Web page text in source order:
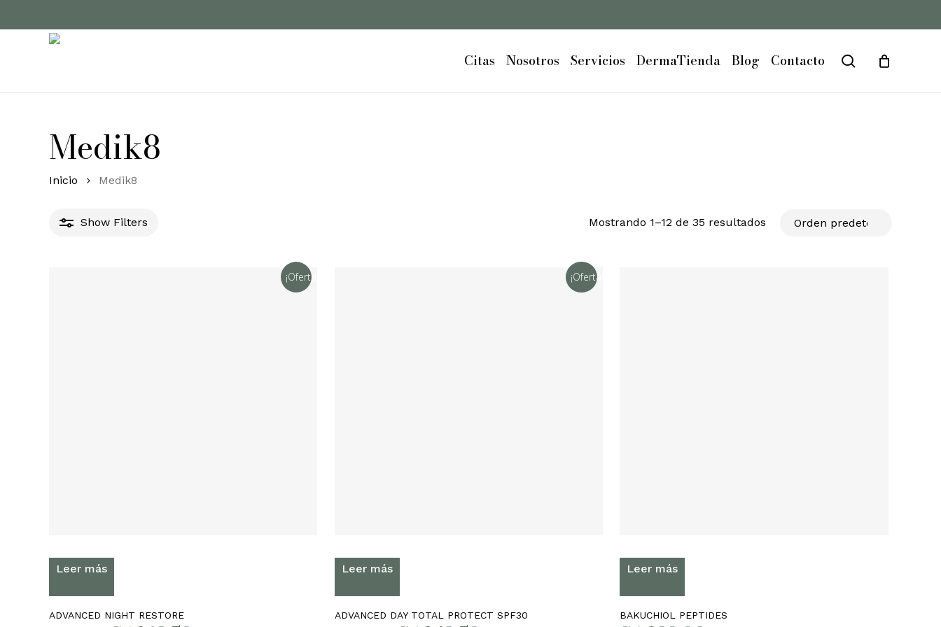
Citas Nosotros Servicios DermaTienda Blog Contacto search
Medik8
Inicio Medik8
Show Filters Mostrando 1–12 de 35 resultados
¡Oferta!
Leer más
ADVANCED NIGHT RESTORE
¡Oferta!
Leer más
ADVANCED DAY TOTAL PROTECT SPF30
Leer más
BAKUCHIOL PEPTIDES